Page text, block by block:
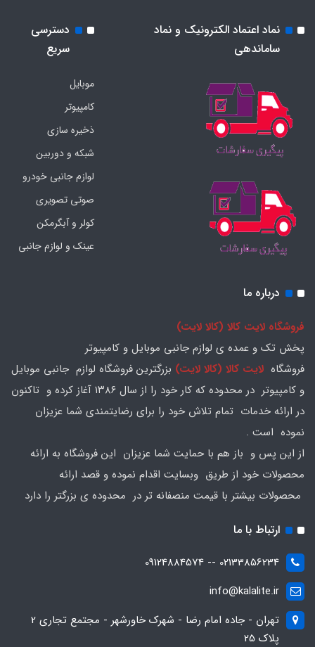
نماد اعتماد الکترونیک و نماد
ساماندهی
دسترسی
سریع
موبایل
کامپیوتر
ذخیره سازی
شبکه و دوربین
لوازم جانبی خودرو
صوتی تصویری
کولر و آبگرمکن
عینک و لوازم جانبی
درباره ما
فروشگاه لایت کالا (کالا لایت)
پخش تک و عمده ی لوازم جانبی موبایل و کامپیوتر
فروشگاه لایت کالا (کالا لایت) بزرگترین فروشگاه لوازم جانبی موبایل
و کامپیوتر در محدوده که کار خود را از سال ۱۳۸۶ آغاز کرده و تاکنون
در ارائه خدمات تمام تلاش خود را برای رضایتمندی شما عزیزان
نموده است .
از این پس و باز هم با حمایت شما عزیزان این فروشگاه به ارائه
محصولات خود از طریق وبسایت اقدام نموده و قصد ارائه
محصولات بیشتر با قیمت منصفانه تر در محدوده ی بزرگتر را دارد
ارتباط با ما
02133856234 -- 09124884574
info@kalalite.ir
تهران - جاده امام رضا - شهرک خاورشهر - مجتمع تجاری 2
پلاک 25